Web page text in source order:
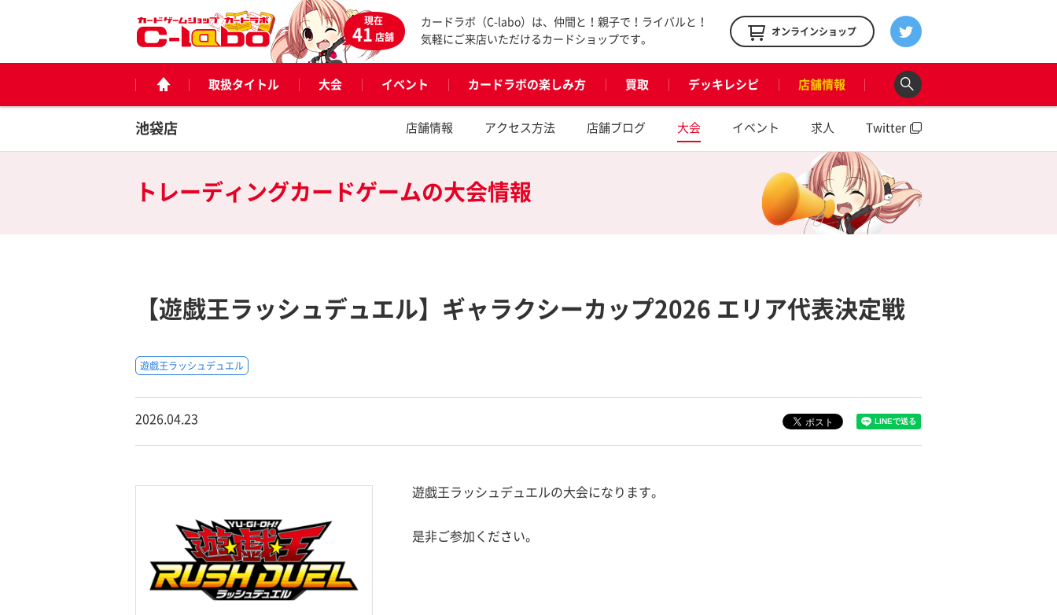
現在
41店舗
カードラボ（C-labo）は、仲間と！親子で！ライバルと！
気軽にご来店いただけるカードショップです。
オンラインショップ
取扱タイトル 大会 イベント カードラボの楽しみ方 買取 デッキレシピ 店舗情報
池袋店 店舗情報 アクセス方法 店舗ブログ 大会 イベント 求人 Twitter
トレーディングカードゲームの大会情報
【遊戯王ラッシュデュエル】ギャラクシーカップ2026 エリア代表決定戦
遊戯王ラッシュデュエル
2026.04.23
遊戯王ラッシュデュエルの大会になります。
是非ご参加ください。